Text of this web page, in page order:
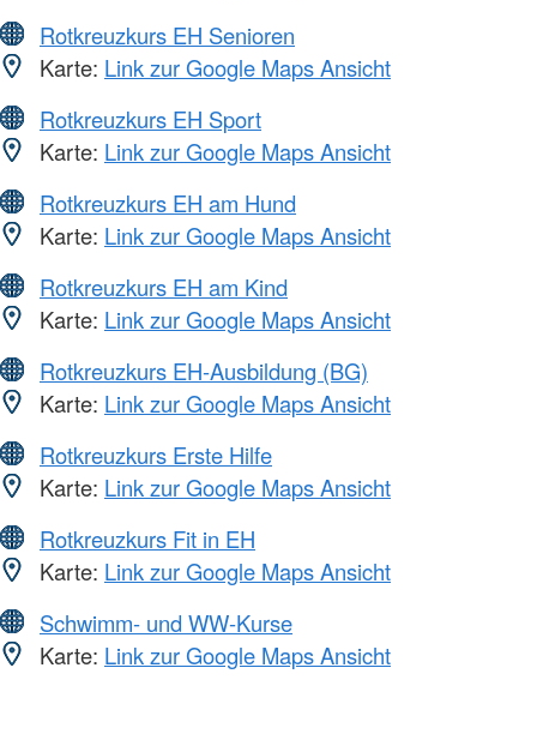
Rotkreuzkurs EH Senioren
Karte: Link zur Google Maps Ansicht
Rotkreuzkurs EH Sport
Karte: Link zur Google Maps Ansicht
Rotkreuzkurs EH am Hund
Karte: Link zur Google Maps Ansicht
Rotkreuzkurs EH am Kind
Karte: Link zur Google Maps Ansicht
Rotkreuzkurs EH-Ausbildung (BG)
Karte: Link zur Google Maps Ansicht
Rotkreuzkurs Erste Hilfe
Karte: Link zur Google Maps Ansicht
Rotkreuzkurs Fit in EH
Karte: Link zur Google Maps Ansicht
Schwimm- und WW-Kurse
Karte: Link zur Google Maps Ansicht